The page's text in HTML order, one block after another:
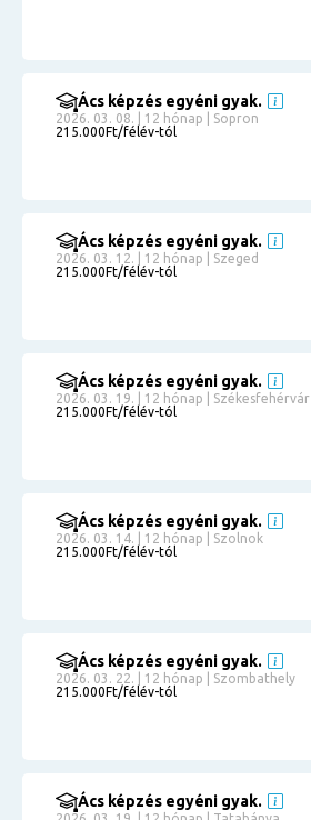
Ács képzés egyéni gyak.
2026. 03. 08. | 12 hónap | Sopron
215.000Ft/félév-tól
Ács képzés egyéni gyak.
2026. 03. 12. | 12 hónap | Szeged
215.000Ft/félév-tól
Ács képzés egyéni gyak.
2026. 03. 19. | 12 hónap | Székesfehérvár
215.000Ft/félév-tól
Ács képzés egyéni gyak.
2026. 03. 14. | 12 hónap | Szolnok
215.000Ft/félév-tól
Ács képzés egyéni gyak.
2026. 03. 22. | 12 hónap | Szombathely
215.000Ft/félév-tól
Ács képzés egyéni gyak.